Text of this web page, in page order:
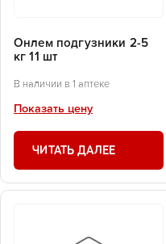
Онлем подгузники 2-5
кг 11 шт
В наличии в 1 аптеке
Показать цену
ЧИТАТЬ ДАЛЕЕ